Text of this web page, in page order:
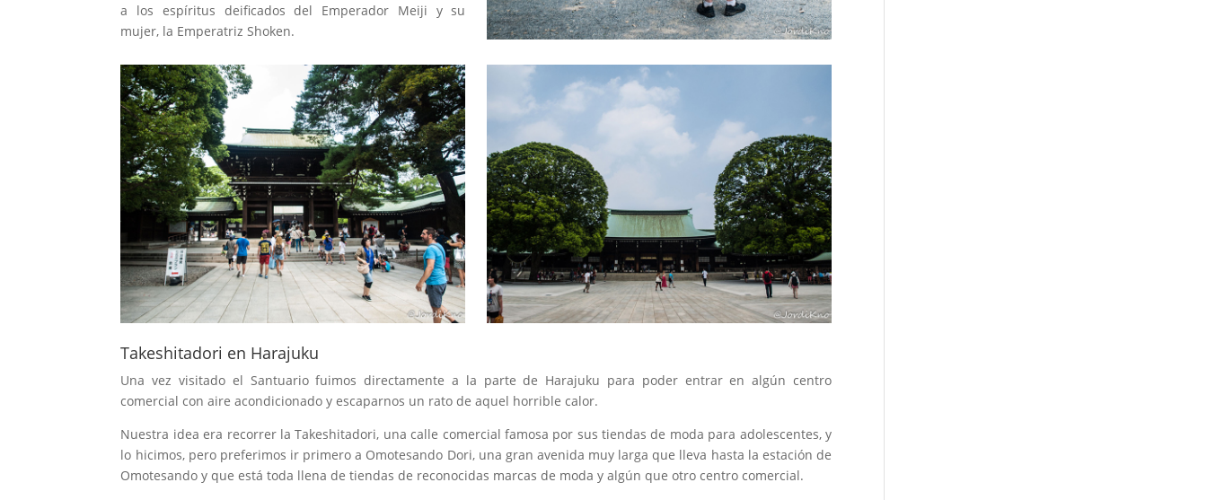
a los espíritus deificados del Emperador Meiji y su
mujer, la Emperatriz Shoken.
Takeshitadori en Harajuku
Una vez visitado el Santuario fuimos directamente a la parte de Harajuku para poder entrar en algún centro
comercial con aire acondicionado y escaparnos un rato de aquel horrible calor.
Nuestra idea era recorrer la Takeshitadori, una calle comercial famosa por sus tiendas de moda para adolescentes, y
lo hicimos, pero preferimos ir primero a Omotesando Dori, una gran avenida muy larga que lleva hasta la estación de
Omotesando y que está toda llena de tiendas de reconocidas marcas de moda y algún que otro centro comercial.